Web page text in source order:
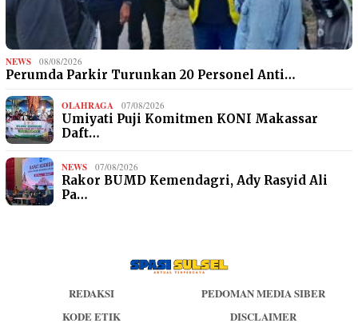
NEWS 08/08/2026
Perumda Parkir Turunkan 20 Personel Anti…
OLAHRAGA 07/08/2026
Umiyati Puji Komitmen KONI Makassar
Daft…
NEWS 07/08/2026
Rakor BUMD Kemendagri, Ady Rasyid Ali
Pa…
REDAKSI
PEDOMAN MEDIA SIBER
KODE ETIK
DISCLAIMER